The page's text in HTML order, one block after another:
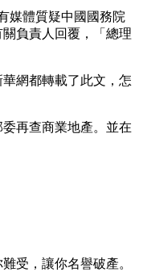
媒體質疑中國國務院
負責人回覆，「總理
網都轉載了此文，怎
再查商業地產。並在
受，讓你名譽破產。